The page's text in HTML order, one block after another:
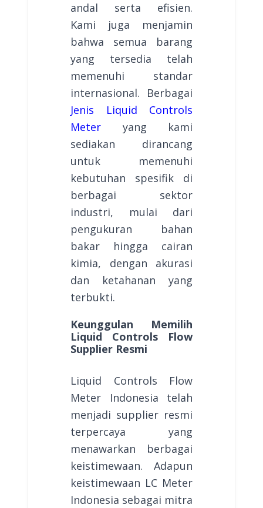
andal serta efisien.
Kami juga menjamin
bahwa semua barang
yang tersedia telah
memenuhi standar
internasional. Berbagai
Jenis Liquid Controls
Meter yang kami
sediakan dirancang
untuk memenuhi
kebutuhan spesifik di
berbagai sektor
industri, mulai dari
pengukuran bahan
bakar hingga cairan
kimia, dengan akurasi
dan ketahanan yang
terbukti.
Keunggulan Memilih
Liquid Controls Flow
Supplier Resmi
Liquid Controls Flow
Meter Indonesia telah
menjadi supplier resmi
terpercaya yang
menawarkan berbagai
keistimewaan. Adapun
keistimewaan LC Meter
Indonesia sebagai mitra